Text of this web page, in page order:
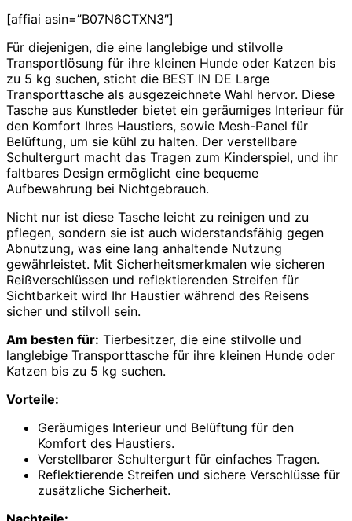
[affiai asin=”B07N6CTXN3″]
Für diejenigen, die eine langlebige und stilvolle
Transportlösung für ihre kleinen Hunde oder Katzen bis
zu 5 kg suchen, sticht die BEST IN DE Large
Transporttasche als ausgezeichnete Wahl hervor. Diese
Tasche aus Kunstleder bietet ein geräumiges Interieur für
den Komfort Ihres Haustiers, sowie Mesh-Panel für
Belüftung, um sie kühl zu halten. Der verstellbare
Schultergurt macht das Tragen zum Kinderspiel, und ihr
faltbares Design ermöglicht eine bequeme
Aufbewahrung bei Nichtgebrauch.
Nicht nur ist diese Tasche leicht zu reinigen und zu
pflegen, sondern sie ist auch widerstandsfähig gegen
Abnutzung, was eine lang anhaltende Nutzung
gewährleistet. Mit Sicherheitsmerkmalen wie sicheren
Reißverschlüssen und reflektierenden Streifen für
Sichtbarkeit wird Ihr Haustier während des Reisens
sicher und stilvoll sein.
Am besten für: Tierbesitzer, die eine stilvolle und
langlebige Transporttasche für ihre kleinen Hunde oder
Katzen bis zu 5 kg suchen.
Vorteile:
Geräumiges Interieur und Belüftung für den
Komfort des Haustiers.
Verstellbarer Schultergurt für einfaches Tragen.
Reflektierende Streifen und sichere Verschlüsse für
zusätzliche Sicherheit.